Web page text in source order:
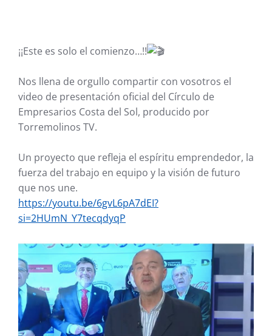
¡¡Este es solo el comienzo…!!
Nos llena de orgullo compartir con vosotros el
video de presentación oficial del Círculo de
Empresarios Costa del Sol, producido por
Torremolinos TV.
Un proyecto que refleja el espíritu emprendedor, la
fuerza del trabajo en equipo y la visión de futuro
que nos une.
https://youtu.be/6gvL6pA7dEI?
si=2HUmN_Y7tecqdyqP